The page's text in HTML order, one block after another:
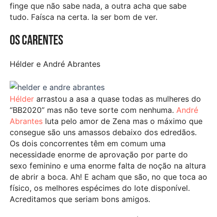
finge que não sabe nada, a outra acha que sabe
tudo. Faísca na certa. Ia ser bom de ver.
Os carentes
Hélder e André Abrantes
Hélder arrastou a asa a quase todas as mulheres do
“BB2020” mas não teve sorte com nenhuma. André
Abrantes luta pelo amor de Zena mas o máximo que
consegue são uns amassos debaixo dos edredãos.
Os dois concorrentes têm em comum uma
necessidade enorme de aprovação por parte do
sexo feminino e uma enorme falta de noção na altura
de abrir a boca. Ah! E acham que são, no que toca ao
físico, os melhores espécimes do lote disponível.
Acreditamos que seriam bons amigos.